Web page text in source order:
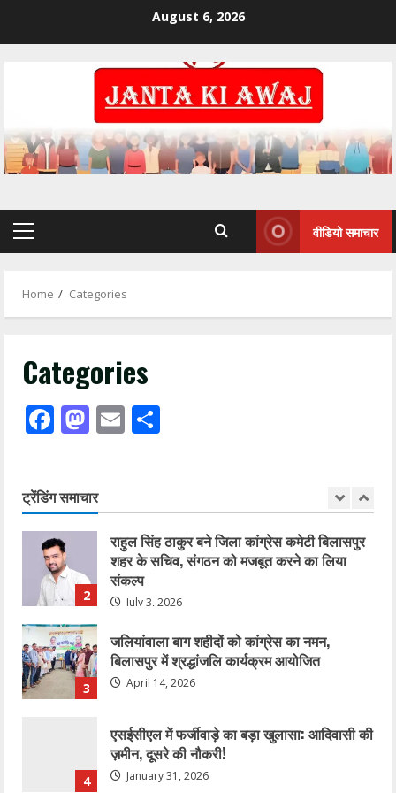
August 6, 2026
वीडियो समाचार
Home Categories
Categories
Facebook
Mastodon
Email
ट्रेंडिंग समाचार
2
राहुल सिंह ठाकुर बने जिला कांग्रेस कमेटी बिलासपुर
शहर के सचिव, संगठन को मजबूत करने का लिया
संकल्प
July 3, 2026
जलियांवाला बाग शहीदों को कांग्रेस का नमन,
4
ज़मीन, दूसरे की नौकरी!
5
चौक तक गूंजा देशभक्ति का स्वर
January 27, 2026
1
2
राहुल सिंह ठाकुर बने जिला कांग्रेस कमेटी बिलासपुर
शहर के सचिव, संगठन को मजबूत करने का लिया
संकल्प
July 3, 2026
3
जलियांवाला बाग शहीदों को कांग्रेस का नमन,
बिलासपुर में श्रद्धांजलि कार्यक्रम आयोजित
April 14, 2026
4
एसईसीएल में फर्जीवाड़े का बड़ा खुलासा: आदिवासी की
ज़मीन, दूसरे की नौकरी!
January 31, 2026